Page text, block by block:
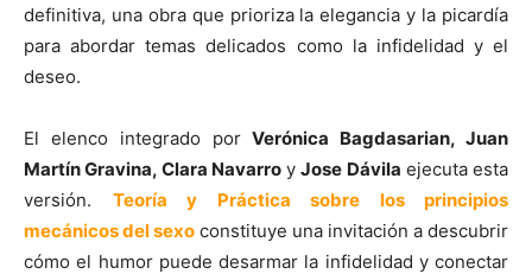
definitiva, una obra que prioriza la elegancia y la picardía
para abordar temas delicados como la infidelidad y el
deseo.
El elenco integrado porVerónica Bagdasarian, Juan
Martín Gravina, Clara NavarroyJose Dávila ejecuta esta
versión. Teoría y Práctica sobre los principios
mecánicos del sexo constituye una invitación a descubrir
cómo el humor puede desarmar la infidelidad y conectar